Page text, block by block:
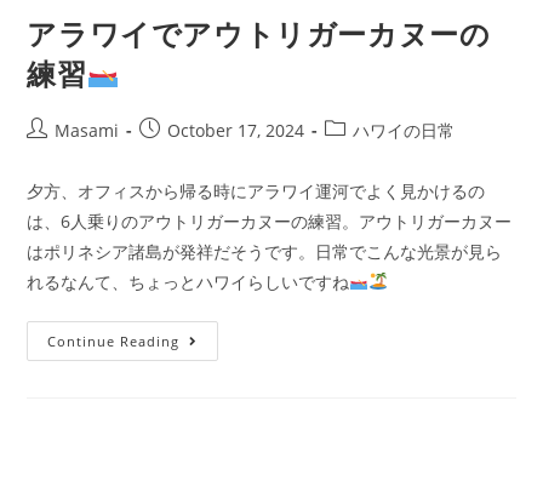
アラワイでアウトリガーカヌーの
練習
Masami October 17, 2024 ハワイの日常
夕方、オフィスから帰る時にアラワイ運河でよく見かけるの
は、6人乗りのアウトリガーカヌーの練習。アウトリガーカヌー
はポリネシア諸島が発祥だそうです。日常でこんな光景が見ら
れるなんて、ちょっとハワイらしいですね
Continue Reading